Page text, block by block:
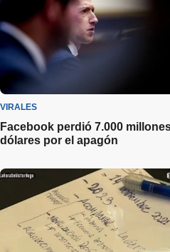
VIRALES
Facebook perdió 7.000
dólares por el apagón